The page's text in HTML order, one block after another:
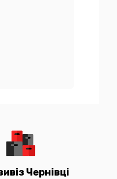
Чернівці